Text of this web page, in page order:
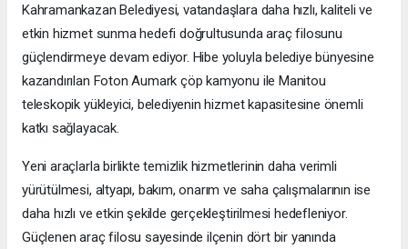
Kahramankazan Belediyesi, vatandaşlara daha hızlı, kaliteli ve
etkin hizmet sunma hedefi doğrultusunda araç filosunu
güçlendirmeye devam ediyor. Hibe yoluyla belediye bünyesine
kazandırılan Foton Aumark çöp kamyonu ile Manitou
teleskopik yükleyici, belediyenin hizmet kapasitesine önemli
katkı sağlayacak.
Yeni araçlarla birlikte temizlik hizmetlerinin daha verimli
yürütülmesi, altyapı, bakım, onarım ve saha çalışmalarının ise
daha hızlı ve etkin şekilde gerçekleştirilmesi hedefleniyor.
Güçlenen araç filosu sayesinde ilçenin dört bir yanında